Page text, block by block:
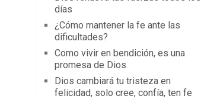
días
¿Cómo mantener la fe ante las
dificultades?
Como vivir en bendición, es una
promesa de Dios
Dios cambiará tu tristeza en
felicidad, solo cree, confía, ten fe